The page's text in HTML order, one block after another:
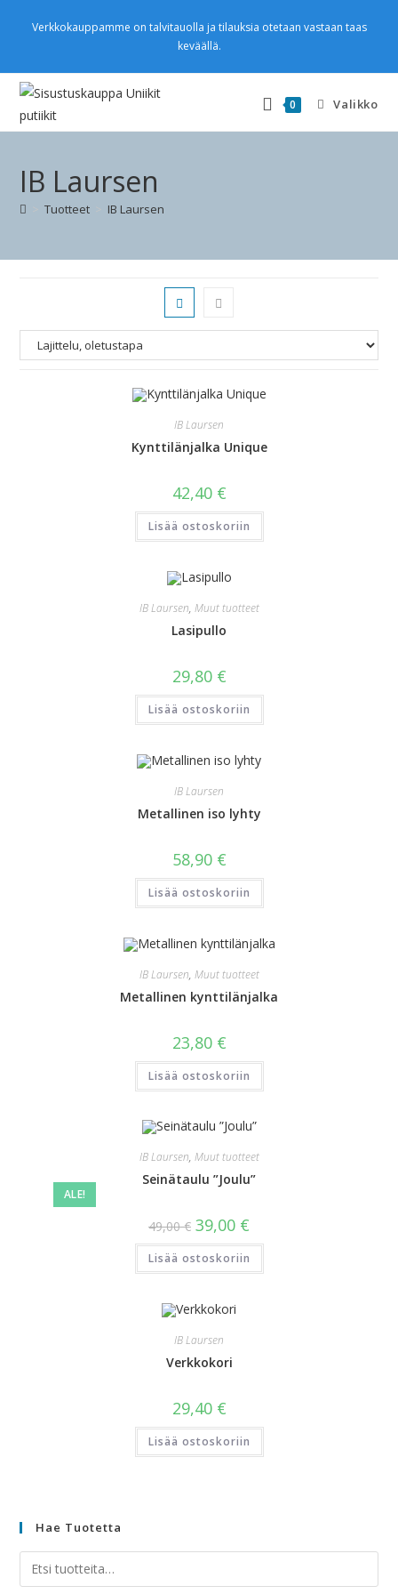
Verkkokauppamme on talvitauolla ja tilauksia otetaan vastaan taas
keväällä.
0 Valikko
IB Laursen
Tuotteet IB Laursen
IB Laursen
Kynttilänjalka Unique
42,40 €
Lisää ostoskoriin
IB Laursen, Muut tuotteet
Lasipullo
29,80 €
Lisää ostoskoriin
IB Laursen
Metallinen iso lyhty
58,90 €
Lisää ostoskoriin
IB Laursen, Muut tuotteet
Metallinen kynttilänjalka
23,80 €
Lisää ostoskoriin
ALE!
IB Laursen, Muut tuotteet
Seinätaulu ”Joulu”
49,00€ 39,00 €
Lisää ostoskoriin
IB Laursen
Verkkokori
29,40 €
Lisää ostoskoriin
Hae Tuotetta